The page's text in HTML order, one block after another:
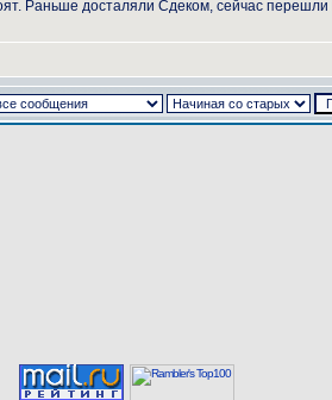
Раньше досталяли Сдеком, сейчас перешли